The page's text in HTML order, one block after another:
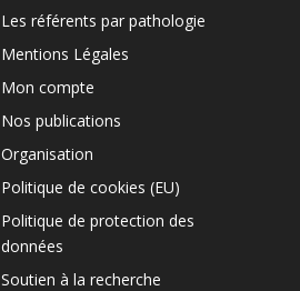
Les référents par pathologie
Mentions Légales
Mon compte
Nos publications
Organisation
Politique de cookies (EU)
Politique de protection des
données
Soutien à la recherche